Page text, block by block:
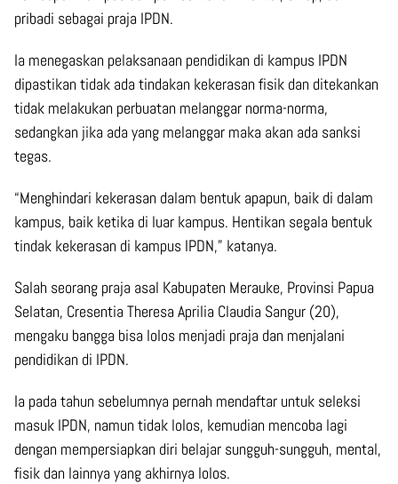
pribadi sebagai praja IPDN.
Ia menegaskan pelaksanaan pendidikan di kampus IPDN
dipastikan tidak ada tindakan kekerasan fisik dan ditekankan
tidak melakukan perbuatan melanggar norma-norma,
sedangkan jika ada yang melanggar maka akan ada sanksi
tegas.
“Menghindari kekerasan dalam bentuk apapun, baik di dalam
kampus, baik ketika di luar kampus. Hentikan segala bentuk
tindak kekerasan di kampus IPDN,” katanya.
Salah seorang praja asal Kabupaten Merauke, Provinsi Papua
Selatan, Cresentia Theresa Aprilia Claudia Sangur (20),
mengaku bangga bisa lolos menjadi praja dan menjalani
pendidikan di IPDN.
Ia pada tahun sebelumnya pernah mendaftar untuk seleksi
masuk IPDN, namun tidak lolos, kemudian mencoba lagi
dengan mempersiapkan diri belajar sungguh-sungguh, mental,
fisik dan lainnya yang akhirnya lolos.